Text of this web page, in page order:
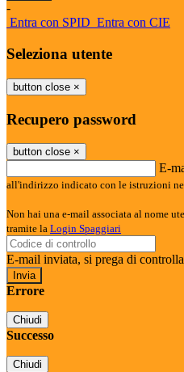
-
Entra con SPID Entra con CIE
Seleziona utente
button close ×
Recupero password
button close ×
E-
all'indirizzo indicato con le istruzioni
Non hai una e-mail associata al nome
tramite la Login Spaggiari
E-mail inviata, si prega di
Errore
Chiudi
Successo
Chiudi